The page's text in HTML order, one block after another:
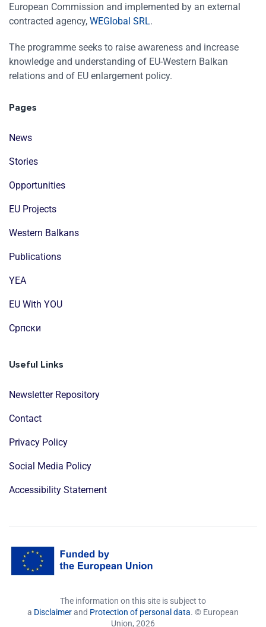
European Commission and implemented by an external
contracted agency, WEGlobal SRL.
The programme seeks to raise awareness and increase
knowledge and understanding of EU-Western Balkan
relations and of EU enlargement policy.
Pages
News
Stories
Opportunities
EU Projects
Western Balkans
Publications
YEA
EU With YOU
Cрпски
Useful Links
Newsletter Repository
Contact
Privacy Policy
Social Media Policy
Accessibility Statement
The information on this site is subject to
a Disclaimerand Protection of personal data. © European
Union, 2026